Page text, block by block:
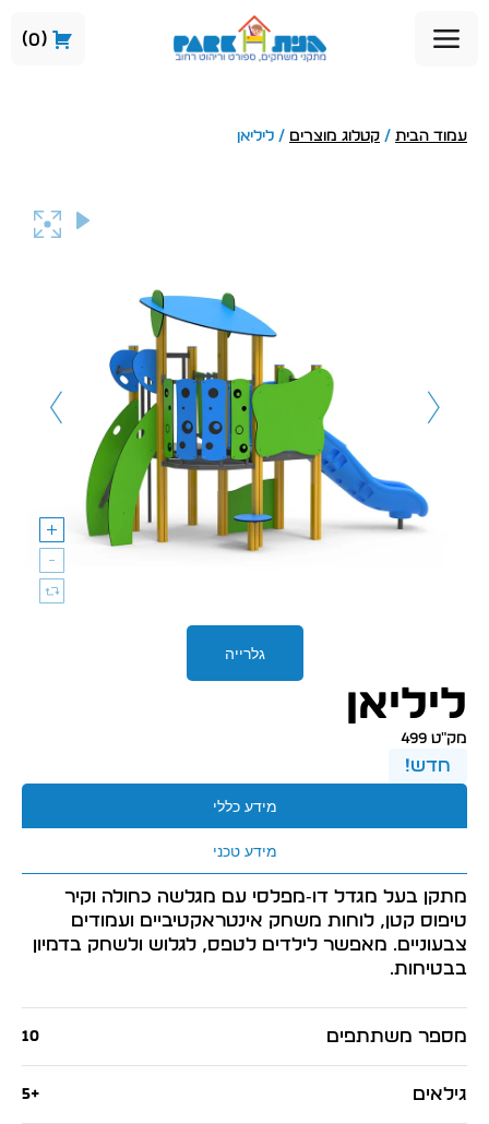
0
עמוד הבית / קטלוג מוצרים / ליליאן
ליליאן
מק״ט 499
חדש!
מידע כללי
מידע טכני
מתקן בעל מגדל דו‑מפלסי עם מגלשה כחולה וקיר
טיפוס קטן, לוחות משחק אינטראקטיביים ועמודים
צבעוניים. מאפשר לילדים לטפס, לגלוש ולשחק בדמיון
בבטיחות.
מספר משתתפים 10
גילאים +5
גלרייה